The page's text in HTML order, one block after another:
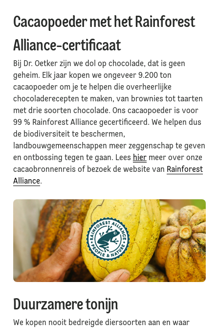
Cacaopoeder met het Rainforest
Alliance-certificaat
Bij Dr. Oetker zijn we dol op chocolade, dat is geen
geheim. Elk jaar kopen we ongeveer 9.200 ton
cacaopoeder om je te helpen die overheerlijke
chocoladerecepten te maken, van brownies tot taarten
met drie soorten chocolade. Ons cacaopoeder is voor
99 % Rainforest Alliance gecertificeerd. We helpen dus
de biodiversiteit te beschermen,
landbouwgemeenschappen meer zeggenschap te geven
en ontbossing tegen te gaan. Lees hiermeer over onze
cacaobronnenreis of bezoek de website van Rainforest
Alliance.
Duurzamere tonijn
We kopen nooit bedreigde diersoorten aan en waar